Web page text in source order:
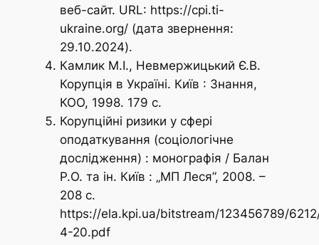
веб-сайт. URL: https://cpi.ti-
ukraine.org/ (дата звернення:
29.10.2024).
Камлик М.I., Невмержицький Є.В.
Корупція в Україні. Київ : Знання,
КОО, 1998. 179 с.
Корупційні ризики у сфері
оподаткування (соціологічне
дослідження) : монографія / Балан
Р.О. та ін. Київ : „МП Леся”, 2008. –
208 с.
https://ela.kpi.ua/bitstream/123456789/
4-20.pdf